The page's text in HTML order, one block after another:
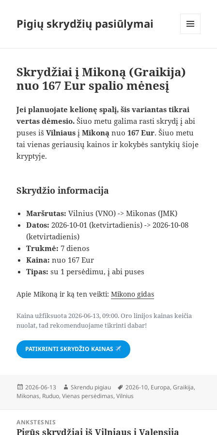
Pigių skrydžių pasiūlymai
Skrydžiai į Mikoną (Graikija)
nuo 167 Eur spalio mėnesį
Jei planuojate kelionę spalį, šis variantas tikrai
vertas dėmesio. Šiuo metu galima rasti skrydį į abi
puses išVilniaus įMikoną nuo167 Eur. Šiuo metu
tai vienas geriausių kainos ir kokybės santykių šioje
kryptyje.
Skrydžio informacija
Maršrutas: Vilnius (VNO) -> Mikonas (JMK)
Datos: 2026-10-01 (ketvirtadienis) -> 2026-10-08
(ketvirtadienis)
Trukmė: 7 dienos
Kaina: nuo 167 Eur
Tipas: su 1 persėdimu, į abi puses
Apie Mikoną ir ką ten veikti:Mikono gidas
Kaina užfiksuota 2026-06-13, 09:00. Oro linijos kainas keičia
nuolat, tad rekomenduojame tikrinti dabar!
PATIKRINTI SKRYDŽIO KAINAS
Paskelbta
2026-06-13 Autorius
Skrendu pigiau Žymos
2026-10, Europa,Graikija,
Mikonas, Ruduo,Vienas persėdimas,Vilnius
ANKSTESNIS
Ankstesnis
Pigūs skrydžiai iš Vilniaus į Valensiją